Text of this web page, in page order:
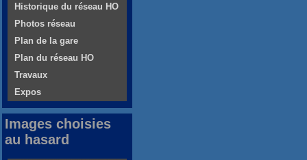
Historique du réseau HO
Photos réseau
Plan de la gare
Plan du réseau HO
Travaux
Expos
Images choisies
au hasard